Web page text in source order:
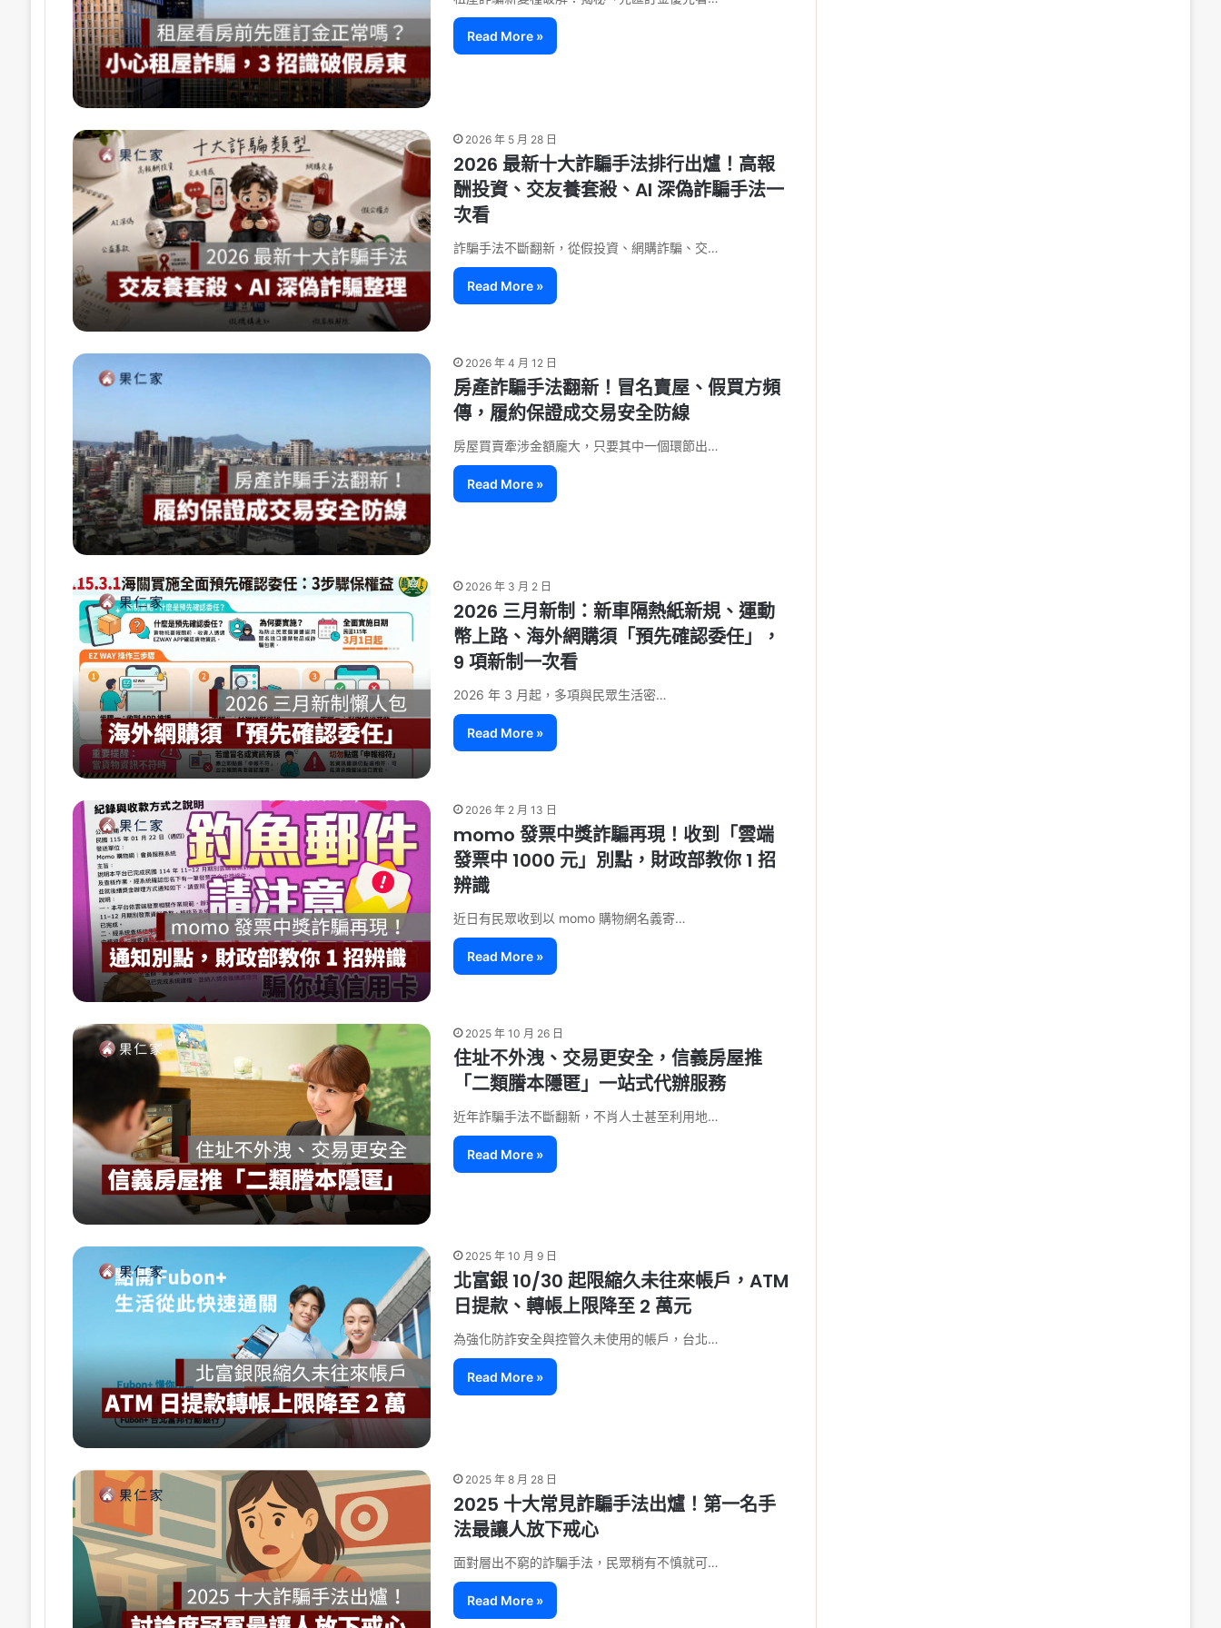
Read More »
2026 年 5 月 28 日
2026 最新十大詐騙手法排行出爐！高報
酬投資、交友養套殺、AI 深偽詐騙手法一
次看
詐騙手法不斷翻新，從假投資、網購詐騙、交…
Read More »
2026 年 4 月 12 日
房產詐騙手法翻新！冒名賣屋、假買方頻
傳，履約保證成交易安全防線
房屋買賣牽涉金額龐大，只要其中一個環節出…
Read More »
2026 年 3 月 2 日
2026 三月新制：新車隔熱紙新規、運動
幣上路、海外網購須「預先確認委任」，
9 項新制一次看
2026 年 3 月起，多項與民眾生活密…
Read More »
2026 年 2 月 13 日
momo 發票中獎詐騙再現！收到「雲端
發票中 1000 元」別點，財政部教你 1 招
辨識
近日有民眾收到以 momo 購物網名義寄…
Read More »
2025 年 10 月 26 日
住址不外洩、交易更安全，信義房屋推
「二類謄本隱匿」一站式代辦服務
近年詐騙手法不斷翻新，不肖人士甚至利用地…
Read More »
2025 年 10 月 9 日
北富銀 10/30 起限縮久未往來帳戶，ATM
日提款、轉帳上限降至 2 萬元
為強化防詐安全與控管久未使用的帳戶，台北…
Read More »
2025 年 8 月 28 日
2025 十大常見詐騙手法出爐！第一名手
法最讓人放下戒心
面對層出不窮的詐騙手法，民眾稍有不慎就可…
Read More »